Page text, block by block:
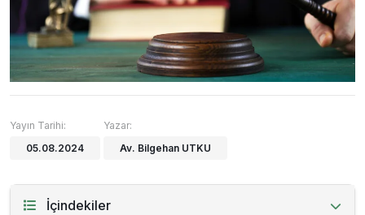
Yayın Tarihi:
05.08.2024
Yazar:
Av. Bilgehan UTKU
İçindekiler